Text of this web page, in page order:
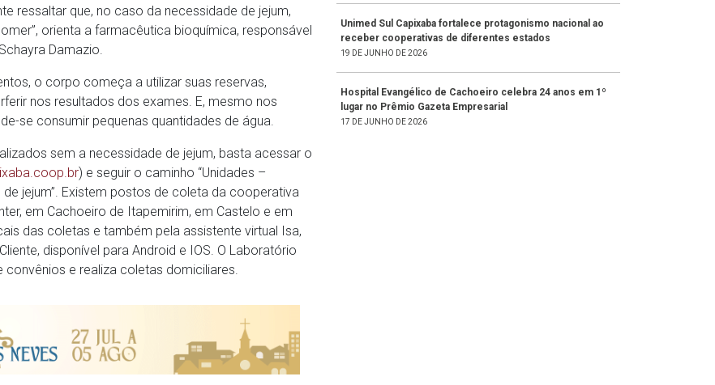
ressaltar que, no caso da necessidade de jejum,
orienta a farmacêutica bioquímica, responsável
Damazio.
o corpo começa a utilizar suas reservas,
nos resultados dos exames. E, mesmo nos
se consumir pequenas quantidades de água.
sem a necessidade de jejum, basta acessar o
) e seguir o caminho “Unidades –
jejum”. Existem postos de coleta da cooperativa
em Cachoeiro de Itapemirim, em Castelo e em
das coletas e também pela assistente virtual Isa,
disponível para Android e IOS. O Laboratório
e realiza coletas domiciliares.
Unimed Sul Capixaba fortalece protagonismo nacional ao
receber cooperativas de diferentes estados
19 DE JUNHO DE 2026
Hospital Evangélico de Cachoeiro celebra 24 anos em 1º
lugar no Prêmio Gazeta Empresarial
17 DE JUNHO DE 2026